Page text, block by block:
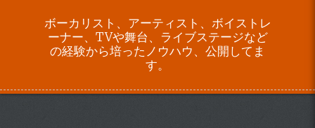
ボーカリスト、アーティスト、ボイストレ
ーナー、TVや舞台、ライブステージなど
の経験から培ったノウハウ、公開してま
す。